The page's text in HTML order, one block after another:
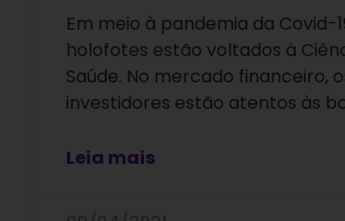
Em meio à pandemia da Covid-
holofotes estão voltados à
Saúde. No mercado financeiro,
investidores estão atentos às
Leia mais